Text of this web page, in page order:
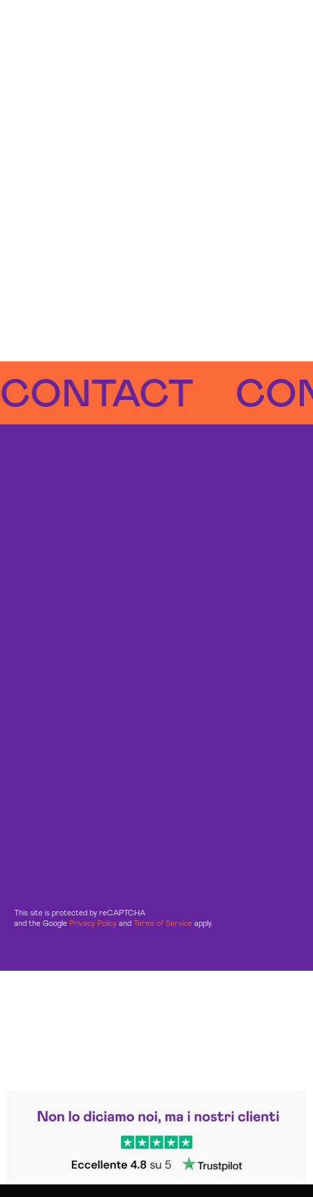
This site is protected by reCAPTCHA
and the Google Privacy Policy and Terms of Service apply.
Trustpilot